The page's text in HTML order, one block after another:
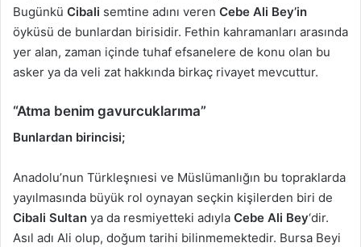
Bugünkü Cibali semtine adını veren Cebe Ali Bey’in
öyküsü de bunlardan birisidir. Fethin kahramanları arasında
yer alan, zaman içinde tuhaf efsanelere de konu olan bu
asker ya da veli zat hakkında birkaç rivayet mevcuttur.
“Atma benim gavurcuklarıma”
Bunlardan birincisi;
Anadolu’nun Türkleşnıesi ve Müslümanlığın bu topraklarda
yayılmasında büyük rol oynayan seçkin kişilerden biri de
Cibali Sultan ya da resmiyetteki adıyla Cebe Ali Bey‘dir.
Asıl adı Ali olup, doğum tarihi bilinmemektedir. Bursa Beyi